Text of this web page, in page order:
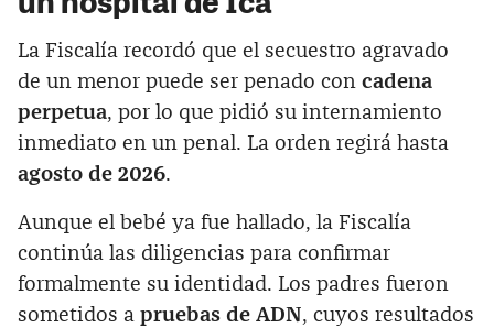
La Fiscalía recordó que el secuestro agravado
de un menor puede ser penado con cadena
perpetua, por lo que pidió su internamiento
inmediato en un penal. La orden regirá hasta
agosto de 2026.
Aunque el bebé ya fue hallado, la Fiscalía
continúa las diligencias para confirmar
formalmente su identidad. Los padres fueron
sometidos a pruebas de ADN, cuyos resultados